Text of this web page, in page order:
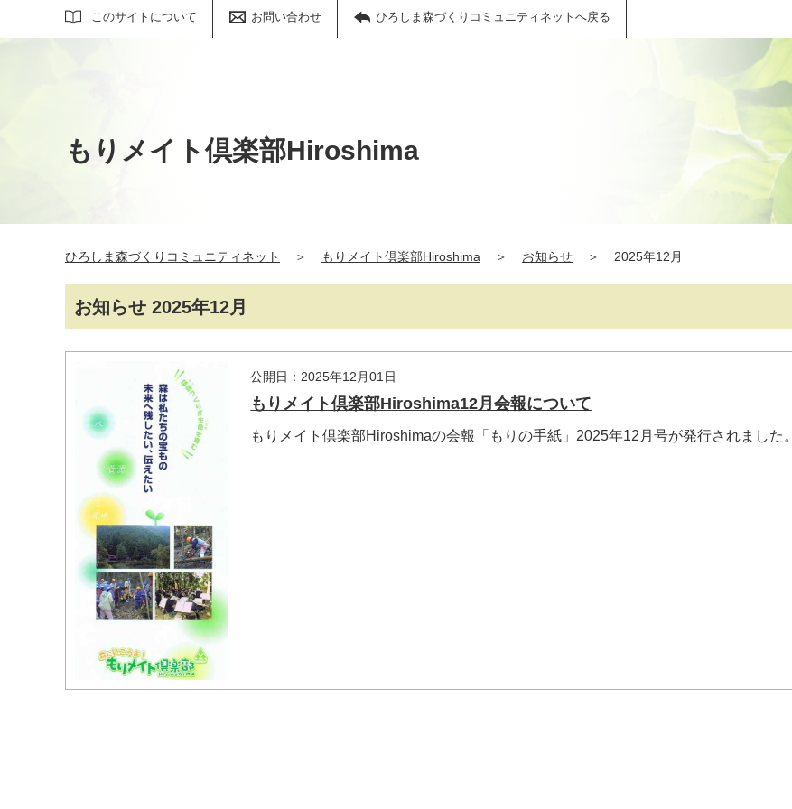
このサイトについて お問い合わせ ひろしま森づくりコミュニティネットへ戻る
サイト内検索
もりメイト倶楽部Hiroshima
ひろしま森づくりコミュニティネット ＞ もりメイト倶楽部Hiroshima ＞ お知らせ ＞ 2025年12月
お知らせ 2025年12月
公開日：2025年12月01日
もりメイト倶楽部Hiroshima12月会報について
もりメイト倶楽部Hiroshimaの会報「もりの手紙」2025年12月号が発行されました。
マイメディア検索